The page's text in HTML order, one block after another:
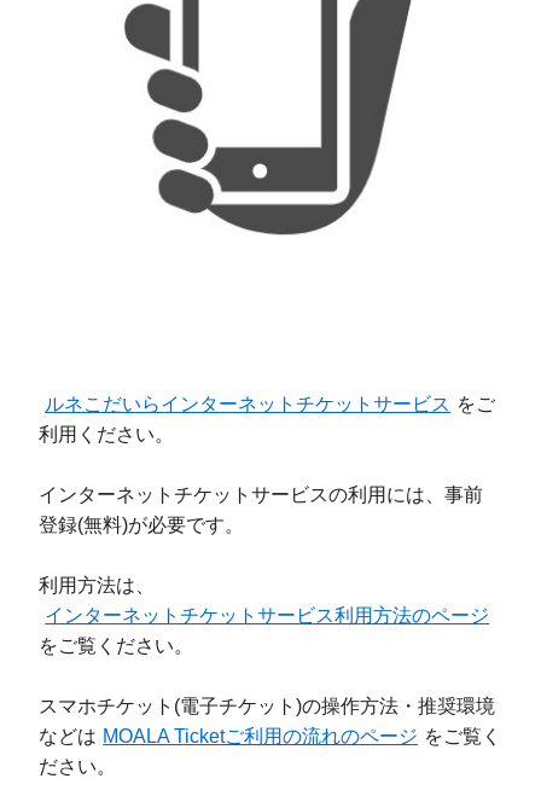
ルネこだいらインターネットチケットサービス をご
利用ください。
インターネットチケットサービスの利用には、事前
登録(無料)が必要です。
利用方法は、
インターネットチケットサービス利用方法のページ
をご覧ください。
スマホチケット(電子チケット)の操作方法・推奨環境
などは MOALA Ticketご利用の流れのページ をご覧く
ださい。